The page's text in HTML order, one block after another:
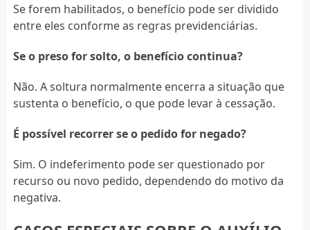
Se forem habilitados, o benefício pode ser dividido
entre eles conforme as regras previdenciárias.
Se o preso for solto, o benefício continua?
Não. A soltura normalmente encerra a situação que
sustenta o benefício, o que pode levar à cessação.
É possível recorrer se o pedido for negado?
Sim. O indeferimento pode ser questionado por
recurso ou novo pedido, dependendo do motivo da
negativa.